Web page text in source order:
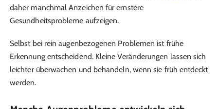
daher manchmal Anzeichen für ernstere
Gesundheitsprobleme aufzeigen.
Selbst bei rein augenbezogenen Problemen ist frühe
Erkennung entscheidend. Kleine Veränderungen lassen sich
leichter überwachen und behandeln, wenn sie früh entdeckt
werden.